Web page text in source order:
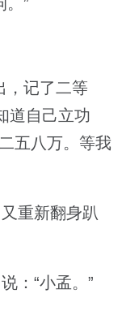
记了二等
道自己立功
五八万。等我
重新翻身趴
：“小孟。”